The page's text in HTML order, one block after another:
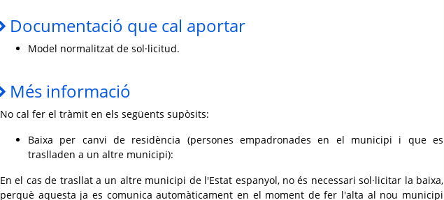
Documentació que cal aportar
Model normalitzat de sol·licitud.
Més informació
No cal fer el tràmit en els següents supòsits:
Baixa per canvi de residència (persones empadronades en el municipi i que es
traslladen a un altre municipi):
En el cas de trasllat a un altre municipi de l'Estat espanyol, no és necessari sol·licitar la baixa,
perquè aquesta ja es comunica automàticament en el moment de fer l'alta al nou municipi